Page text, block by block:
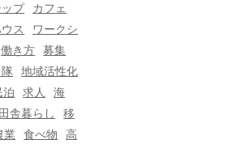
プ
カフェ
ス
ワークシ
働き方
募集
地域活性化
泊 求人
海
田舎暮らし
移
業 食べ物
高